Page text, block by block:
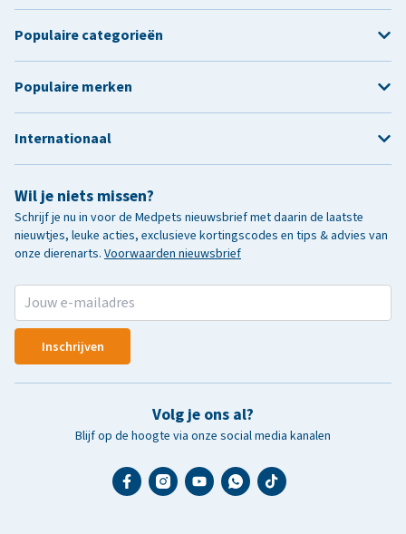
Wil je niets missen?
Schrijf je nu in voor de Medpets nieuwsbrief met daarin de laatste
nieuwtjes, leuke acties, exclusieve kortingscodes en tips & advies van
onze dierenarts. Voorwaarden nieuwsbrief
Inschrijven
Volg je ons al?
Blijf op de hoogte via onze social media kanalen
Populaire categorieën
Populaire merken
Internationaal